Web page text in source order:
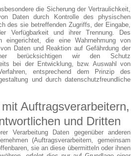
die Sicherung der Vertraulichkeit,
Daten durch Kontrolle des physischen
des sie betreffenden Zugriffs, der Eingabe,
Verfügbarkeit und ihrer Trennung. Des
eingerichtet, die eine Wahrnehmung von
Daten und Reaktion auf Gefährdung der
berücksichtigen wir den Schutz
bei der Entwicklung, bzw. Auswahl von
entsprechend dem Prinzip des
und durch datenschutzfreundliche
Auftragsverarbeitern,
und Dritten
Verarbeitung Daten gegenüber anderen
(Auftragsverarbeitern, gemeinsam
sie an diese übermitteln oder ihnen